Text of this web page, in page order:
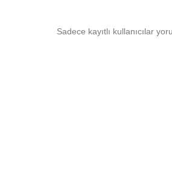
Sadece kayıtlı kullanıcılar